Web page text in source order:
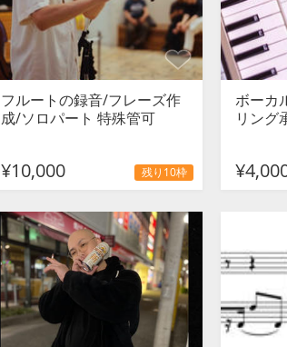
フルートの録音/フレーズ作
成/ソロパート 特殊管可
¥10,000 残り10枠
ボーカ
リング